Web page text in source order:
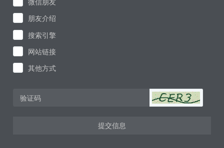
朋友介绍
搜索引擎
网站链接
其他方式
提交信息